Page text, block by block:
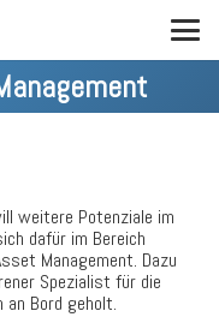
weitere Potenziale im
dafür im Bereich
Management. Dazu
Spezialist für die
an Bord geholt.